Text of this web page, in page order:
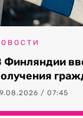
Финляндии
/ 07:45